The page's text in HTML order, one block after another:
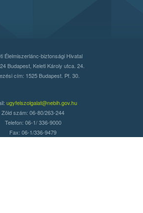
Élelmiszerlánc-biztonsági Hivatal
Budapest, Keleti Károly utca. 24.
cím: 1525 Budapest. Pf. 30.
ugyfelszolgalat@nebih.gov.hu
Zöld szám: 06-80/263-244
Telefon: 06-1/ 336-9000
Fax: 06-1/336-9479